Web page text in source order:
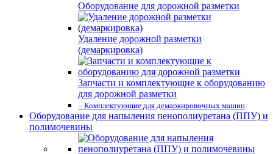
Оборудование для дорожной разметки
Удаление дорожной разметки
(демаркировка)
Запчасти и комплектующие к оборудованию
для дорожной разметки
– Комплектующие для демаркировочных машин
Оборудование для напыления пенополиуретана (ППУ) и
полимочевины